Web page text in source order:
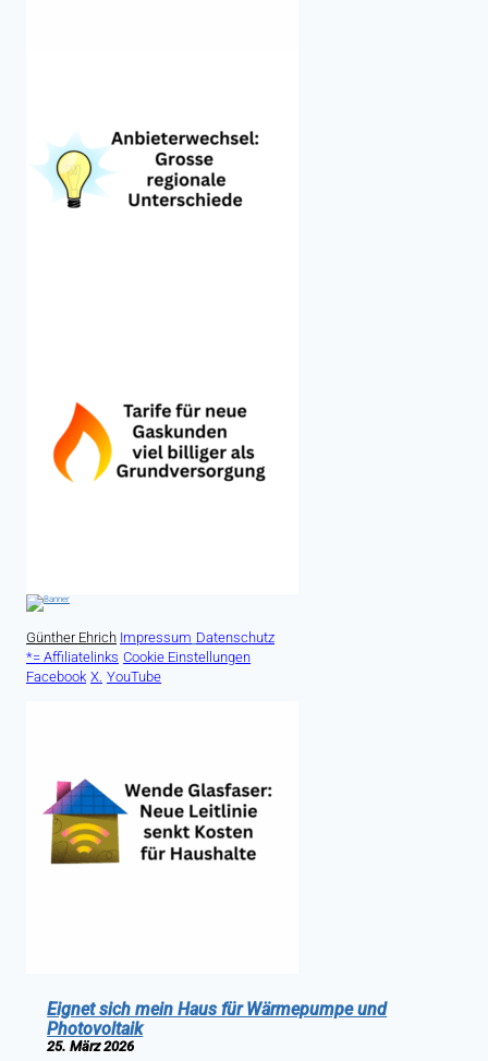
Günther Ehrich Impressum Datenschutz
*= Affiliatelinks Cookie Einstellungen
Facebook X. YouTube
Eignet sich mein Haus für Wärmepumpe und
Photovoltaik
25. März 2026